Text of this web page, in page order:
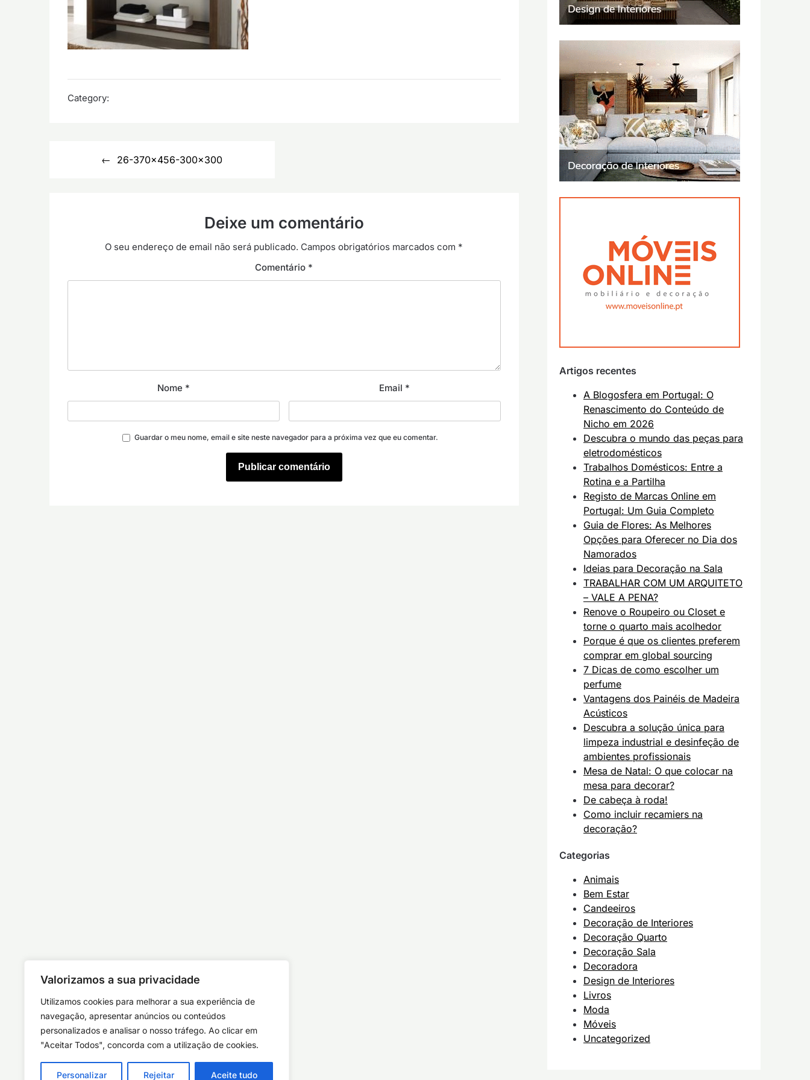
Valorizamos a sua privacidade
Utilizamos cookies para melhorar a sua experiência de
navegação, apresentar anúncios ou conteúdos
personalizados e analisar o nosso tráfego. Ao clicar em
"Aceitar Todos", concorda com a utilização de cookies.
Personalizar Rejeitar Aceite tudo
Category:
26-370×456-300×300
Deixe um comentário
O seu endereço de email não será publicado. Campos obrigatórios marcados com *
Comentário *
Nome * Email *
Guardar o meu nome, email e site neste navegador para a próxima vez que eu comentar.
Artigos recentes
A Blogosfera em Portugal: O
Renascimento do Conteúdo de
Nicho em 2026
Descubra o mundo das peças para
eletrodomésticos
Trabalhos Domésticos: Entre a
Rotina e a Partilha
Registo de Marcas Online em
Portugal: Um Guia Completo
Guia de Flores: As Melhores
Opções para Oferecer no Dia dos
Namorados
Ideias para Decoração na Sala
TRABALHAR COM UM ARQUITETO
– VALE A PENA?
Renove o Roupeiro ou Closet e
torne o quarto mais acolhedor
Porque é que os clientes preferem
comprar em global sourcing
7 Dicas de como escolher um
perfume
Vantagens dos Painéis de Madeira
Acústicos
Descubra a solução única para
limpeza industrial e desinfeção de
ambientes profissionais
Mesa de Natal: O que colocar na
mesa para decorar?
De cabeça à roda!
Como incluir recamiers na
decoração?
Categorias
Animais
Bem Estar
Candeeiros
Decoração de Interiores
Decoração Quarto
Decoração Sala
Decoradora
Design de Interiores
Livros
Moda
Móveis
Uncategorized